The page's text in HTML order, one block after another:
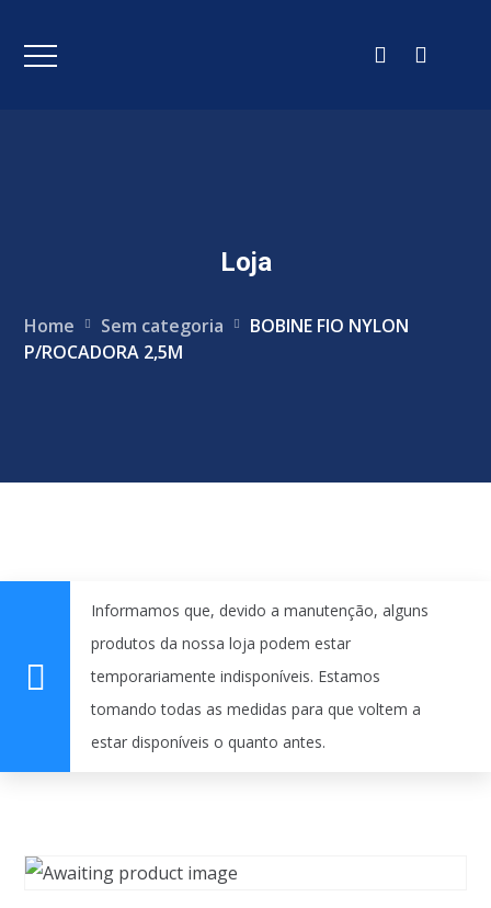
Loja
Home Sem categoria
BOBINE FIO NYLON
P/ROCADORA 2,5M
Informamos que, devido a manutenção, alguns
produtos da nossa loja podem estar
temporariamente indisponíveis. Estamos
tomando todas as medidas para que voltem a
estar disponíveis o quanto antes.